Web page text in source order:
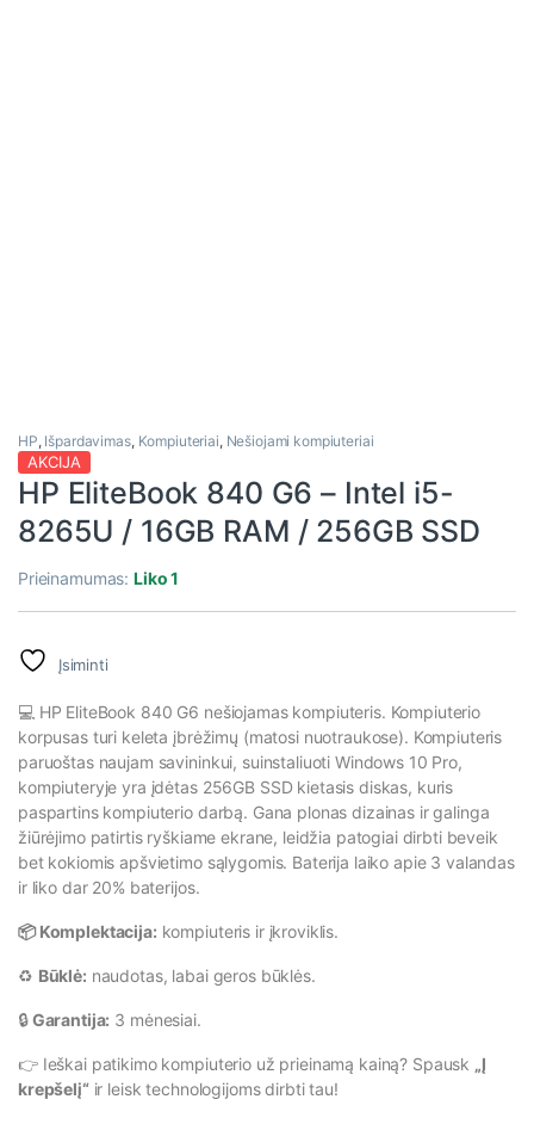
HP, Išpardavimas, Kompiuteriai, Nešiojami kompiuteriai
AKCIJA
HP EliteBook 840 G6 – Intel i5-
8265U / 16GB RAM / 256GB SSD
Prieinamumas:Liko 1
Įsiminti
💻 HP EliteBook 840 G6 nešiojamas kompiuteris. Kompiuterio
korpusas turi keleta įbrėžimų (matosi nuotraukose). Kompiuteris
paruoštas naujam savininkui, suinstaliuoti Windows 10 Pro,
kompiuteryje yra įdėtas 256GB SSD kietasis diskas, kuris
paspartins kompiuterio darbą. Gana plonas dizainas ir galinga
žiūrėjimo patirtis ryškiame ekrane, leidžia patogiai dirbti beveik
bet kokiomis apšvietimo sąlygomis. Baterija laiko apie 3 valandas
ir liko dar 20% baterijos.
📦 Komplektacija: kompiuteris ir įkroviklis.
♻️ Būklė: naudotas, labai geros būklės.
🔒Garantija: 3 mėnesiai.
👉 Ieškai patikimo kompiuterio už prieinamą kainą? Spausk „Į
krepšelį“ir leisk technologijoms dirbti tau!